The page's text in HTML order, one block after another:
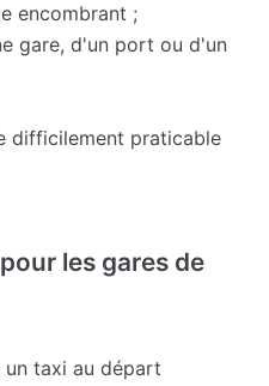
encombrant ;
gare, d'un port ou d'un
difficilement praticable
les gares de
un taxi au départ